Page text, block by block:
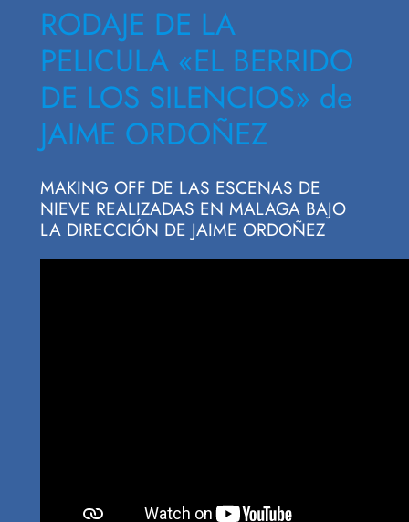
RODAJE DE LA
PELICULA «EL BERRIDO
DE LOS SILENCIOS» de
JAIME ORDOÑEZ
MAKING OFF DE LAS ESCENAS DE
NIEVE REALIZADAS EN MALAGA BAJO
LA DIRECCIÓN DE JAIME ORDOÑEZ